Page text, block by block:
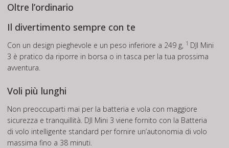
Oltre l’ordinario
Il divertimento sempre con te
Con un design pieghevole e un peso inferiore a 249 g, 1 DJI Mini
3 è pratico da riporre in borsa o in tasca per la tua prossima
avventura.
Voli più lunghi
Non preoccuparti mai per la batteria e vola con maggiore
sicurezza e tranquillità. DJI Mini 3 viene fornito con la Batteria
di volo intelligente standard per fornire un’autonomia di volo
massima fino a 38 minuti.